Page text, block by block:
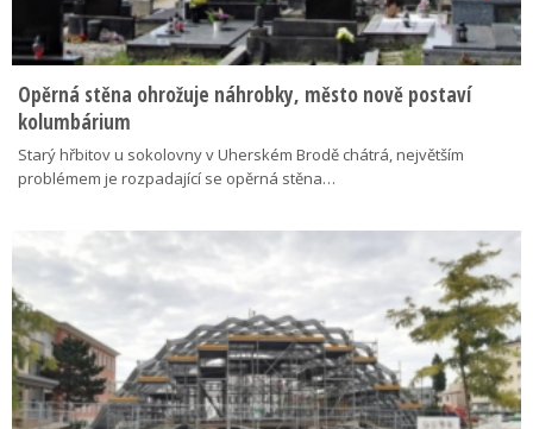
Opěrná stěna ohrožuje náhrobky, město nově postaví
kolumbárium
Starý hřbitov u sokolovny v Uherském Brodě chátrá, největším
problémem je rozpadající se opěrná stěna…